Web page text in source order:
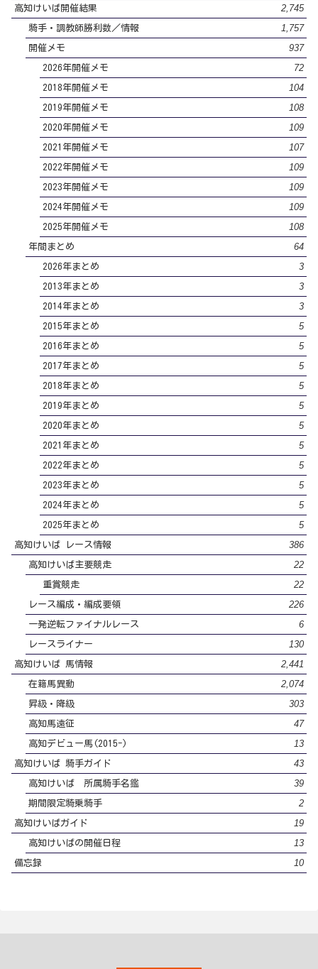
高知けいば開催結果 2,745
騎手・調教師勝利数／情報 1,757
開催メモ 937
2026年開催メモ 72
2018年開催メモ 104
2019年開催メモ 108
2020年開催メモ 109
2021年開催メモ 107
2022年開催メモ 109
2023年開催メモ 109
2024年開催メモ 109
2025年開催メモ 108
年間まとめ 64
2026年まとめ 3
2013年まとめ 3
2014年まとめ 3
2015年まとめ 5
2016年まとめ 5
2017年まとめ 5
2018年まとめ 5
2019年まとめ 5
2020年まとめ 5
2021年まとめ 5
2022年まとめ 5
2023年まとめ 5
2024年まとめ 5
2025年まとめ 5
高知けいば レース情報 386
高知けいば主要競走 22
重賞競走 22
レース編成・編成要領 226
一発逆転ファイナルレース 6
レースライナー 130
高知けいば 馬情報 2,441
在籍馬異動 2,074
昇級・降級 303
高知馬遠征 47
高知デビュー馬(2015-) 13
高知けいば 騎手ガイド 43
高知けいば 所属騎手名鑑 39
期間限定騎乗騎手 2
高知けいばガイド 19
高知けいばの開催日程 13
備忘録 10